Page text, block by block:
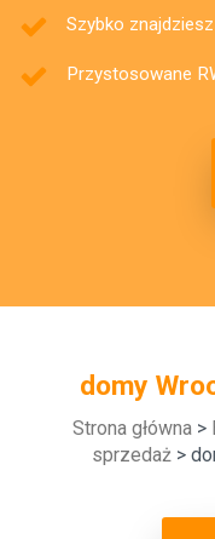
Szybko
Przystosowane
domy
Strona główna >
sprzedaż>